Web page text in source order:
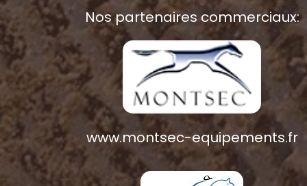
Nos partenaires commerciaux:
www.montsec-equipements.fr